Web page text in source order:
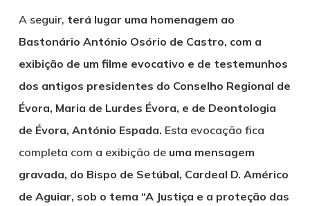
A seguir, terá lugar uma homenagem ao
Bastonário António Osório de Castro, com a
exibição de um filme evocativo e de testemunhos
dos antigos presidentes do Conselho Regional de
Évora, Maria de Lurdes Évora, e de Deontologia
de Évora, António Espada. Esta evocação fica
completa com a exibição de uma mensagem
gravada, do Bispo de Setúbal, Cardeal D. Américo
de Aguiar, sob o tema “A Justiça e a proteção das